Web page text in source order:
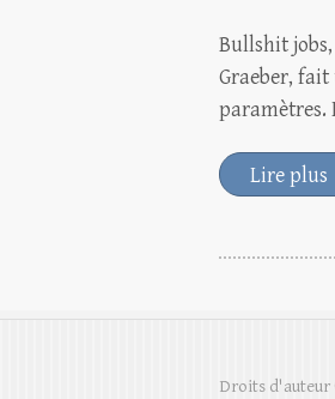
Bullshit
Graeber,
paramètres.
Lire plus
Droits d'auteur